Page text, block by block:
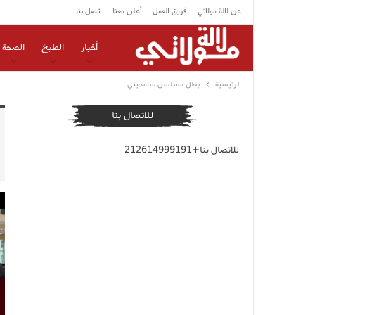
عن لالة مولاتي فريق العمل أعلن معنا اتصل بنا
أخبار الطبخ الصحة
الرئيسية بطل مسلسل سامحيني
للاتصال بنا
للاتصال بنا+212614999191